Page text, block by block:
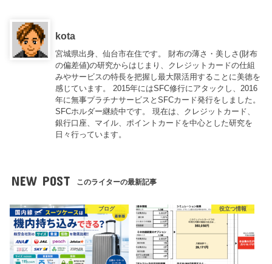
kota
宮城県出身、仙台市在住です。 財布の薄さ・美しさ(財布
の偏差値)の研究からはじまり、クレジットカードの仕組
みやサービスの特長を把握し最大限活用することに美徳を
感じています。 2015年にはSFC修行にアタックし、2016
年に無事プラチナサービスとSFCカード発行をしました。
SFCホルダー継続中です。 現在は、クレジットカード、
銀行口座、マイル、ポイントカードを中心とした研究を
日々行っています。
NEW POST このライターの最新記事
ブログ 役立つ情報